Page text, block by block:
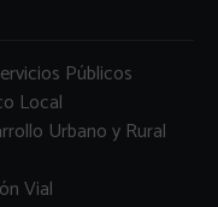
Públicos
Local
Urbano y Rural
Vial